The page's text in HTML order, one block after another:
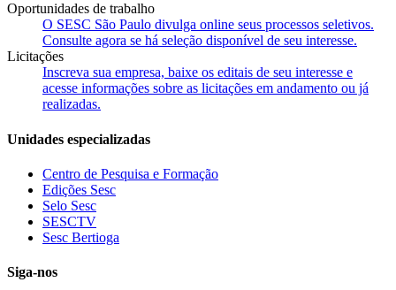
Oportunidades de trabalho
O SESC São Paulo divulga online seus processos seletivos.
Consulte agora se há seleção disponível de seu interesse.
Licitações
Inscreva sua empresa, baixe os editais de seu interesse e
acesse informações sobre as licitações em andamento ou já
realizadas.
Unidades especializadas
Centro de Pesquisa e Formação
Edições Sesc
Selo Sesc
SESCTV
Sesc Bertioga
Siga-nos